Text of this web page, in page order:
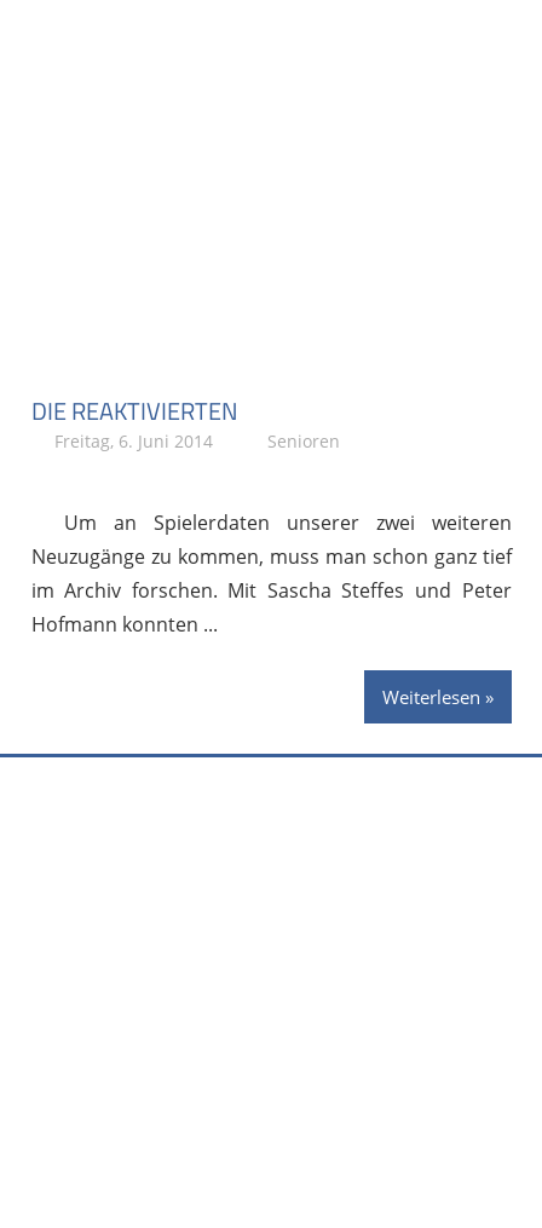
DIE REAKTIVIERTEN
Freitag, 6. Juni 2014 Stephan P.
Senioren
Um an Spielerdaten unserer zwei weiteren
Neuzugänge zu kommen, muss man schon ganz tief
im Archiv forschen. Mit Sascha Steffes und Peter
Hofmann konnten
Weiterlesen